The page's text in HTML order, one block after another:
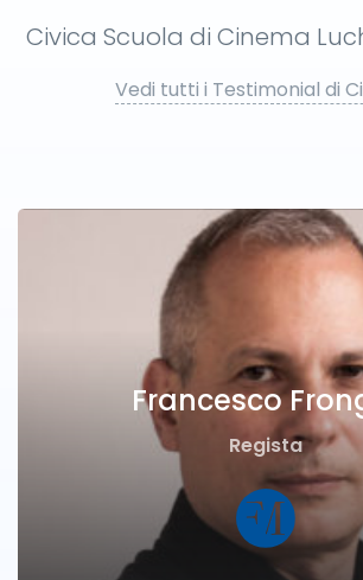
Civica Scuola di Cinema
Vedi tutti i Testimonial di
Francesco
Regista